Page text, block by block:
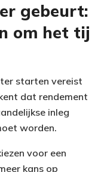
gebeurt:
om het tij
starten vereist
dat rendement
inleg
worden.
voor een
kans op